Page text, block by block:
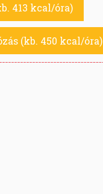
413 kcal/óra)
(kb. 450 kcal/óra)